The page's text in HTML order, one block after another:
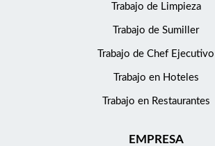
Trabajo de Limpieza
Trabajo de Sumiller
Trabajo de Chef Ejecutivo
Trabajo en Hoteles
Trabajo en Restaurantes
EMPRESA